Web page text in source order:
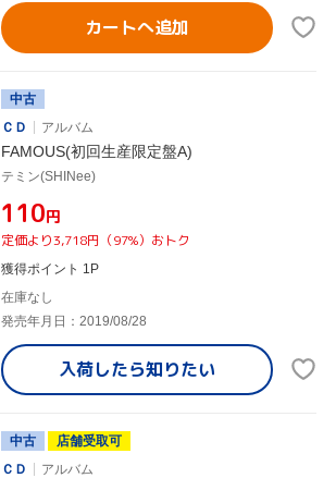
カートへ追加
中古
ＣＤ
アルバム
FAMOUS(初回生産限定盤A)
テミン(SHINee)
¥110円
定価より3,718円（97%）おトク
獲得ポイント 1P
在庫なし
発売年月日：2019/08/28
入荷したら知りたい
中古
店舗受取可
ＣＤ
アルバム